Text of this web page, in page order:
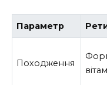
Параметр
Походження